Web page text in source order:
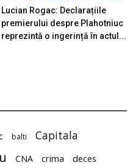
Lucian Rogac: Declarațiile
premierului despre Plahotniuc
reprezintă o ingerință în actul...
balti Capitala
CNA crima deces